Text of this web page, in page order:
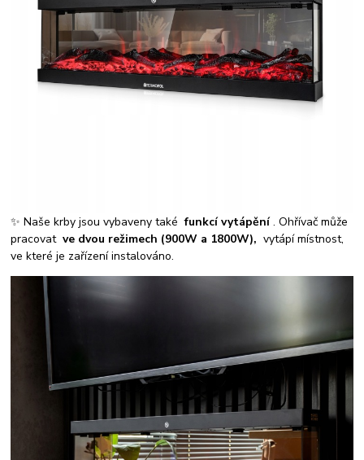
✨ Naše krby jsou vybaveny takéfunkcí vytápění. Ohřívač může
pracovatve dvou režimech (900W a 1800W), vytápí místnost,
ve které je zařízení instalováno.